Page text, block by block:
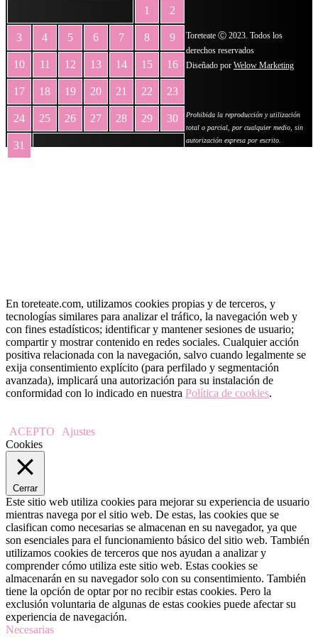
1 2
3 4 5 6 7 8 9
10 11 12 13 14 15 16
17 18 19 20 21 22 23
24 25 26 27 28 29 30
31
Toreteate Ⓒ 2023. Todos los
derechos reservados
Diseñado por Welow Marketing
Prohibida la reproducción y utilización
total o parcial, por cualquier medio, sin
autorización expresa por escrito.
En toreteate.com, utilizamos cookies propias y de terceros, y
tecnologías similares para analizar el tráfico, la navegación web y
con fines estadísticos; identificar y mantener sesiones de usuario;
compartir y mostrar contenido en redes sociales. Cualquier acción
positiva relacionada con la navegación, salvo cuando legalmente se
exija consentimiento explícito (para perfilado y segmentación
avanzada), implicará una autorización para su instalación de
conformidad con lo indicado en nuestra Política de cookies.
ACEPTO
Ajustes
Cookies
Cerrar
Este sitio web utiliza cookies para mejorar su experiencia de usuario
mientras navega por el sitio web. De estas, las cookies que se
clasifican como necesarias se almacenan en su navegador, ya que
son esenciales para el funcionamiento básico del sitio web. También
utilizamos cookies de terceros que nos ayudan a analizar y
comprender cómo utiliza este sitio web. Estas cookies se
almacenarán en su navegador solo con su consentimiento. También
tiene la opción de optar por no recibir estas cookies. Pero la
exclusión voluntaria de algunas de estas cookies puede afectar su
experiencia de navegación.
Necesarias